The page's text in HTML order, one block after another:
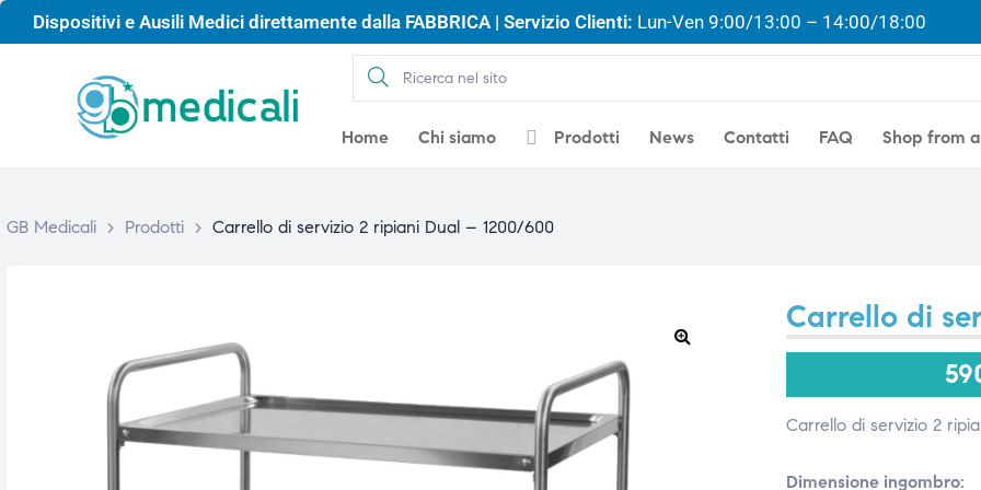
Dispositivi e Ausili Medici direttamente dalla FABBRICA | Servizio Clienti: Lun-Ven 9:00/13:00 – 14:00/18:00
Home Chi siamo Prodotti News Contatti FAQ Shop from
GB Medicali > Prodotti > Carrello di servizio 2 ripiani Dual – 1200/600
Carrello di
Carrello di servizio 2
Dimensione ingombro: